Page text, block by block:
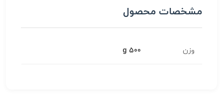
مشخصات محصول
وزن 500 g